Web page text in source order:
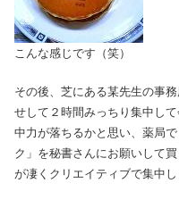
こんな感じです（笑）
その後、芝にある某先生の事
せして２時間みっちり集中し
中力が落ちるかと思い、薬局
ク」を秘書さんにお願いして
が凄くクリエイティブで集中